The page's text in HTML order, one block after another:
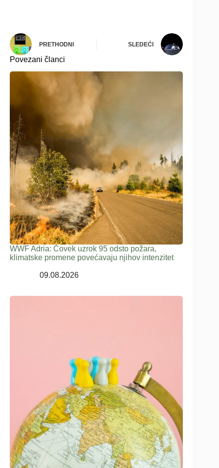
PRETHODNI SLEDEĆI
Povezani članci
WWF Adria: Čovek uzrok 95 odsto požara,
klimatske promene povećavaju njihov intenzitet
09.08.2026